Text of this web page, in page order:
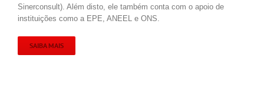
Sinerconsult). Além disto, ele também conta com o apoio de
instituições como a EPE, ANEEL e ONS.
SAIBA MAIS